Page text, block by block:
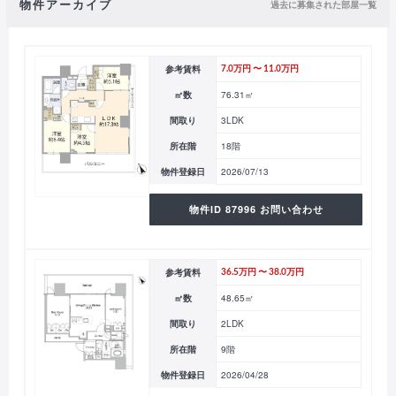
物件アーカイブ 過去に募集された部屋一覧
参考賃料 7.0万円 〜 11.0万円
㎡数 76.31㎡
間取り 3LDK
所在階 18階
物件登録日 2026/07/13
物件ID 87996 お問い合わせ
参考賃料 36.5万円 〜 38.0万円
㎡数 48.65㎡
間取り 2LDK
所在階 9階
物件登録日 2026/04/28